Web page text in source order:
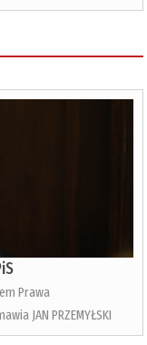
Prawa
JAN PRZEMYŁSKI